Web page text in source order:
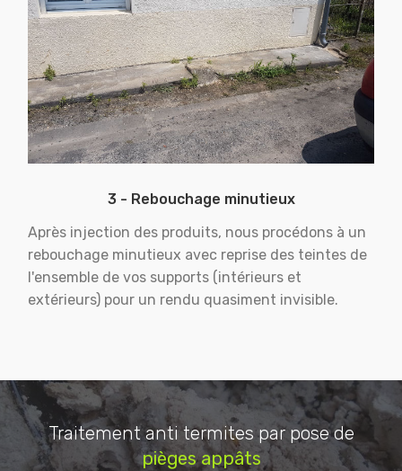
3 - Rebouchage minutieux
Après injection des produits, nous procédons à un
rebouchage minutieux avec reprise des teintes de
l'ensemble de vos supports (intérieurs et
extérieurs) pour un rendu quasiment invisible.
Traitement anti termites par pose de
pièges appâts